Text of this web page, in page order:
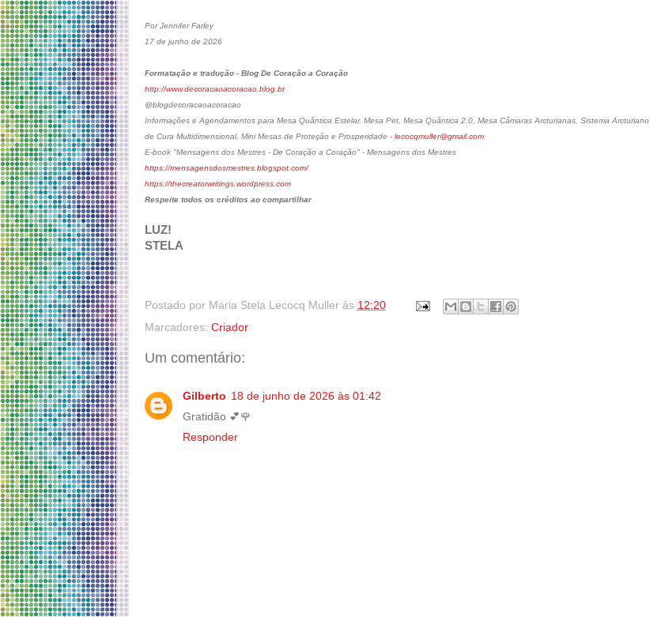
Por Jennifer Farley
17 de junho de 2026
Formatação e tradução - Blog De Coração a Coração
http://www.decoracaoacoracao.blog.br
@blogdecoracaoacoracao
Informações e Agendamentos para Mesa Quântica Estelar, Mesa Pet, Mesa Quântica 2.0, Mesa Câmaras Arcturianas, Sistema Arcturiano
de Cura Multidimensional, Mini Mesas de Proteção e Prosperidade - lecocqmuller@gmail.com
E-book "Mensagens dos Mestres - De Coração a Coração" - Mensagens dos Mestres
https://mensagensdosmestres.blogspot.com/
https://thecreatorwritings.wordpress.com
Respeite todos os créditos ao compartilhar
LUZ!
STELA
Postado por Maria Stela Lecocq Muller às 12:20
Marcadores: Criador
Um comentário:
Gilberto 18 de junho de 2026 às 01:42
Gratidão 💕🌹
Responder